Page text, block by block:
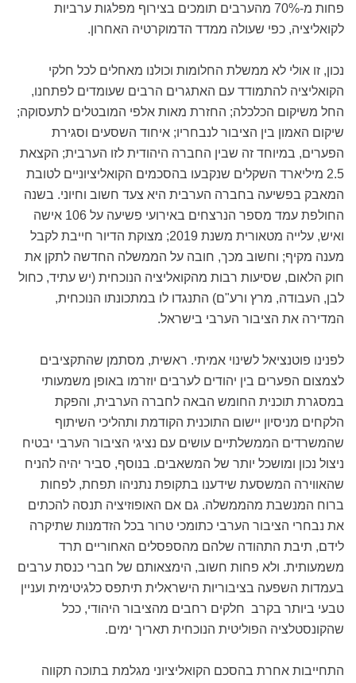
פחות מ-70% מהערבים תומכים בצירוף מפלגות ערביות
לקואליציה, כפי שעולה ממדד הדמוקרטיה האחרון.
נכון, זו אולי לא ממשלת החלומות וכולנו מאחלים לכל חלקי
הקואליציה להתמודד עם האתגרים הרבים שעומדים לפתחנו,
החל משיקום הכלכלה; החזרת מאות אלפי המובטלים לתעסוקה;
שיקום האמון בין הציבור לנבחריו; איחוד השסעים וסגירת
הפערים, במיוחד זה שבין החברה היהודית לזו הערבית; הקצאת
2.5 מיליארד השקלים שנקבעו בהסכמים הקואליציוניים לטובת
המאבק בפשיעה בחברה הערבית היא צעד חשוב וחיוני. בשנה
החולפת עמד מספר הנרצחים באירועי פשיעה על 106 אישה
ואיש, עלייה מטאורית משנת 2019; מצוקת הדיור חייבת לקבל
מענה מקיף; וחשוב מכך, חובה על הממשלה החדשה לתקן את
חוק הלאום, שסיעות רבות מהקואליציה הנוכחית (יש עתיד, כחול
לבן, העבודה, מרץ ורע"ם) התנגדו לו במתכונתו הנוכחית,
המדירה את הציבור הערבי בישראל.
לפנינו פוטנציאל לשינוי אמיתי. ראשית, מסתמן שהתקציבים
לצמצום הפערים בין יהודים לערבים יוזרמו באופן משמעותי
במסגרת תוכנית החומש הבאה לחברה הערבית, והפקת
הלקחים מניסיון יישום התוכנית הקודמת ותהליכי השיתוף
שהמשרדים הממשלתיים עושים עם נציגי הציבור הערבי יבטיח
ניצול נכון ומושכל יותר של המשאבים. בנוסף, סביר יהיה להניח
שהאווירה המשסעת שידענו בתקופת נתניהו תפחת, לפחות
ברוח המנשבת מהממשלה. גם אם האופוזיציה תנסה להכתים
את נבחרי הציבור הערבי כתומכי טרור בכל הזדמנות שתיקרה
לידם, תיבת התהודה שלהם מהספסלים האחוריים תרד
משמעותית. ולא פחות חשוב, הימצאותם של חברי כנסת ערבים
בעמדות השפעה בציבוריות הישראלית תיתפס כלגיטימית ועניין
טבעי ביותר בקרב חלקים רחבים מהציבור היהודי, ככל
שהקונסטלציה הפוליטית הנוכחית תאריך ימים.
התחייבות אחרת בהסכם הקואליציוני מגלמת בתוכה תקווה